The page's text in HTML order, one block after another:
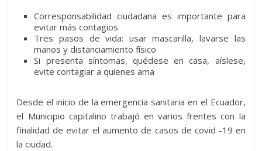
Corresponsabilidad ciudadana es importante para
evitar más contagios
Tres pasos de vida: usar mascarilla, lavarse las
manos y distanciamiento físico
Si presenta síntomas, quédese en casa, aíslese,
evite contagiar a quienes ama
Desde el inicio de la emergencia sanitaria en el Ecuador,
el Municipio capitalino trabajó en varios frentes con la
finalidad de evitar el aumento de casos de covid -19 en
la ciudad.